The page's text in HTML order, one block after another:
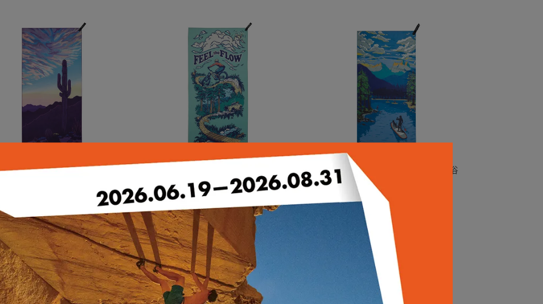
TOWL┃Personal 吸水快乾浴
PACK TOWL┃Personal 吸水快乾浴
巾 律動
NT$1,242NT$1,380
PACK TOWL┃Personal 吸水快乾浴
巾 白日夢
NT$1,242